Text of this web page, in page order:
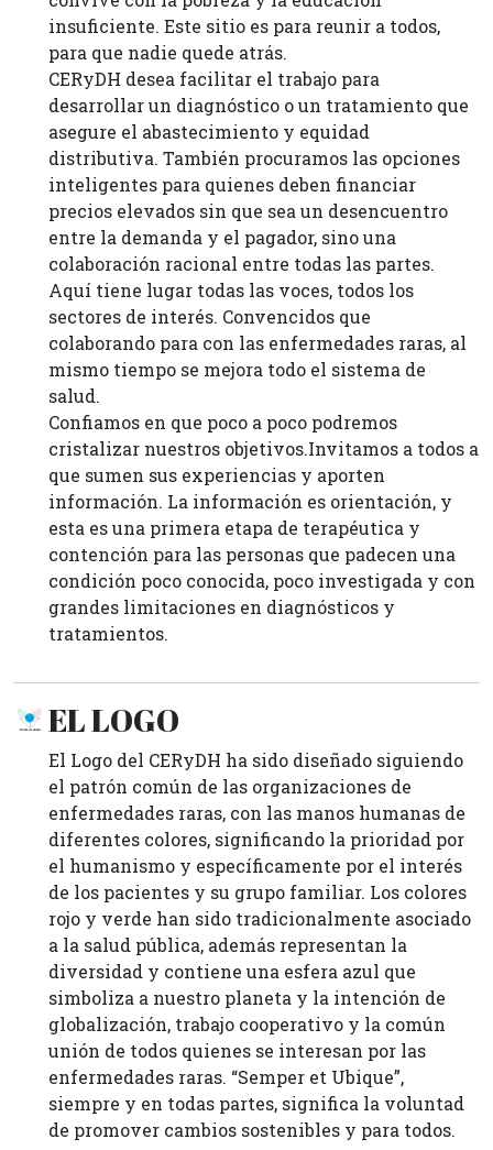
insuficiente. Este sitio es para reunir a todos,
para que nadie quede atrás.
CERyDH desea facilitar el trabajo para
desarrollar un diagnóstico o un tratamiento que
asegure el abastecimiento y equidad
distributiva. También procuramos las opciones
inteligentes para quienes deben financiar
precios elevados sin que sea un desencuentro
entre la demanda y el pagador, sino una
colaboración racional entre todas las partes.
Aquí tiene lugar todas las voces, todos los
sectores de interés. Convencidos que
colaborando para con las enfermedades raras, al
mismo tiempo se mejora todo el sistema de
salud.
Confiamos en que poco a poco podremos
cristalizar nuestros objetivos.Invitamos a todos a
que sumen sus experiencias y aporten
información. La información es orientación, y
esta es una primera etapa de terapéutica y
contención para las personas que padecen una
condición poco conocida, poco investigada y con
grandes limitaciones en diagnósticos y
tratamientos.
EL LOGO
El Logo del CERyDH ha sido diseñado siguiendo
el patrón común de las organizaciones de
enfermedades raras, con las manos humanas de
diferentes colores, significando la prioridad por
el humanismo y específicamente por el interés
de los pacientes y su grupo familiar. Los colores
rojo y verde han sido tradicionalmente asociado
a la salud pública, además representan la
diversidad y contiene una esfera azul que
simboliza a nuestro planeta y la intención de
globalización, trabajo cooperativo y la común
unión de todos quienes se interesan por las
enfermedades raras. “Semper et Ubique”,
siempre y en todas partes, significa la voluntad
de promover cambios sostenibles y para todos.